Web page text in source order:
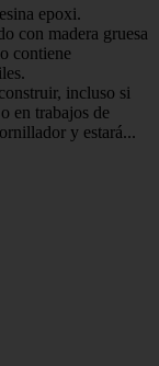
epoxi.
con madera gruesa
contiene
incluso si
en trabajos de
y estará...